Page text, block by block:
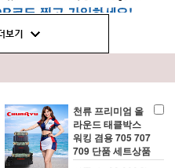
천류 프리미엄 올
라운드 태클박스
워킹 겸용 705 707
709 단품 세트상품